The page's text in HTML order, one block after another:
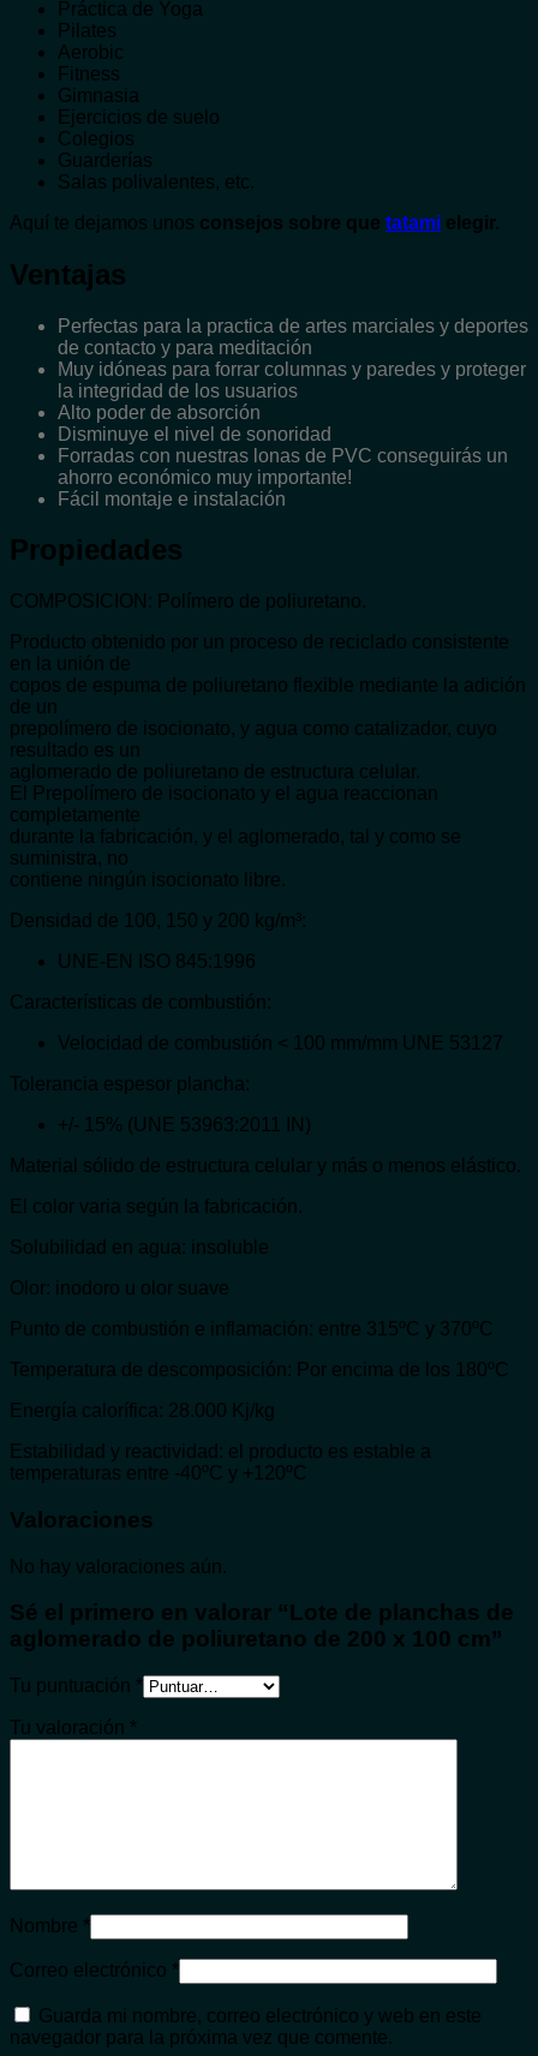
Práctica de Yoga
Pilates
Aerobic
Fitness
Gimnasia
Ejercicios de suelo
Colegios
Guarderías
Salas polivalentes, etc.
Aquí te dejamos unos consejos sobre que tatami elegir.
Ventajas
Perfectas para la practica de artes marciales y deportes
de contacto y para meditación
Muy idóneas para forrar columnas y paredes y proteger
la integridad de los usuarios
Alto poder de absorción
Disminuye el nivel de sonoridad
Forradas con nuestras lonas de PVC conseguirás un
ahorro económico muy importante!
Fácil montaje e instalación
Propiedades
COMPOSICION: Polímero de poliuretano.
Producto obtenido por un proceso de reciclado consistente
en la unión de
copos de espuma de poliuretano flexible mediante la adición
de un
prepolímero de isocionato, y agua como catalizador, cuyo
resultado es un
aglomerado de poliuretano de estructura celular.
El Prepolímero de isocionato y el agua reaccionan
completamente
durante la fabricación, y el aglomerado, tal y como se
suministra, no
contiene ningún isocionato libre.
Densidad de 100, 150 y 200 kg/m³:
UNE-EN ISO 845:1996
Características de combustión:
Velocidad de combustión < 100 mm/mm UNE 53127
Tolerancia espesor plancha:
+/- 15% (UNE 53963:2011 IN)
Material sólido de estructura celular y más o menos elástico.
El color varia según la fabricación.
Solubilidad en agua: insoluble
Olor: inodoro u olor suave
Punto de combustión e inflamación: entre 315ºC y 370ºC
Temperatura de descomposición: Por encima de los 180ºC
Energía calorífica: 28.000 Kj/kg
Estabilidad y reactividad: el producto es estable a
temperaturas entre -40ºC y +120ºC
Valoraciones
No hay valoraciones aún.
Sé el primero en valorar “Lote de planchas de
aglomerado de poliuretano de 200 x 100 cm”
Tu puntuación *
Tu valoración *
Nombre *
Correo electrónico *
Guarda mi nombre, correo electrónico y web en este
navegador para la próxima vez que comente.